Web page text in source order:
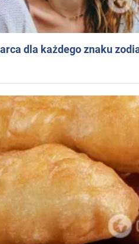
dla każdego znaku